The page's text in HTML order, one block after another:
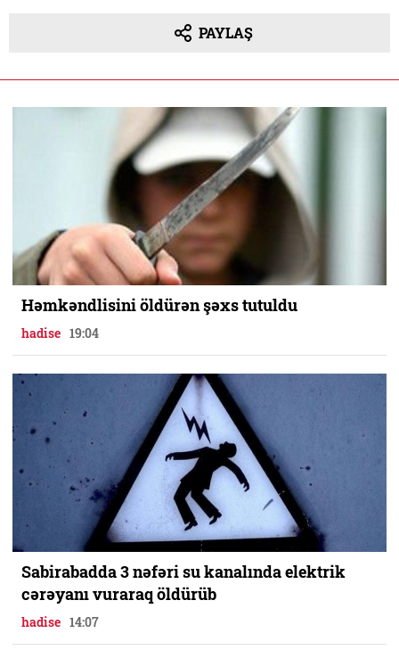
PAYLAŞ
Həmkəndlisini öldürən şəxs tutuldu
hadise 19:04
Sabirabadda 3 nəfəri su kanalında elektrik
cərəyanı vuraraq öldürüb
hadise 14:07